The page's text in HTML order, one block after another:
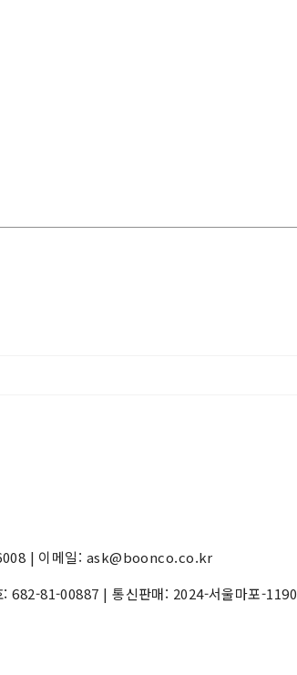
| 이메일: ask@boonco.co.kr
:682-81-00887 | 통신판매: 2024-서울마포-1190